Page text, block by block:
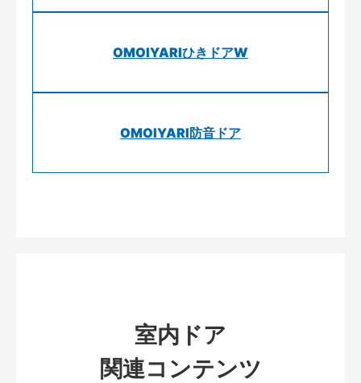
OMOIYARIひきドアW
OMOIYARI防音ドア
室内ドア
関連コンテンツ